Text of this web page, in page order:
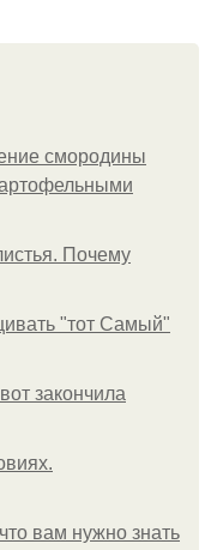
смородины
Почему
"тот Самый"
закончила
вам нужно знать